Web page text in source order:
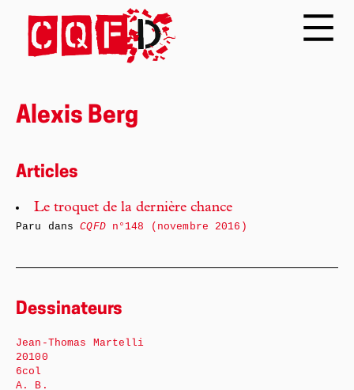
Alexis Berg
Articles
Le troquet de la dernière chance
Paru dansCQFDn°148 (novembre 2016)
Dessinateurs
Jean-Thomas Martelli
20100
6col
A. B.